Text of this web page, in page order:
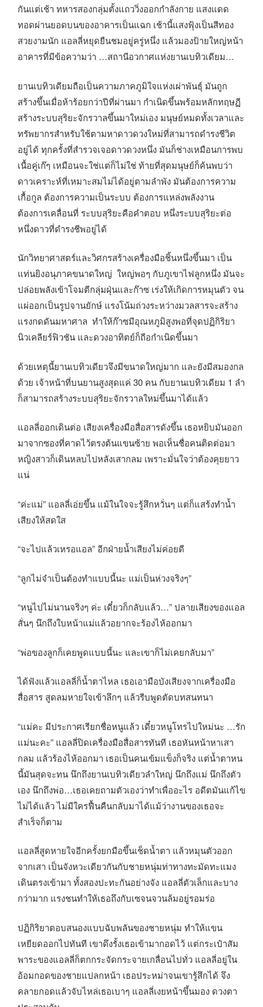
กันแต่เช้า ทหารสองกลุ่มตั้งแถววิ่งออกกำลังกาย แสงแดด
ทอดผ่านยอดบนของอาคารเป็นแฉก เช้านี้แสงฟุ้งเป็นสีทอง
สวยงามนัก แอลลี่หยุดยืนชมอยู่ครู่หนึ่ง แล้วมองป้ายใหญ่หน้า
อาคารที่มีข้อความว่า …สถานีอวกาศแห่งยานเบทิวเดียม…
ยานเบทิวเดียมถือเป็นความภาคภูมิใจแห่งเผ่าพันธุ์ มันถูก
สร้างขึ้นเมื่อห้าร้อยกว่าปีที่ผ่านมา กำเนิดขึ้นพร้อมหลักทฤษฏี
สร้างระบบสุริยะจักรวาลขึ้นมาใหม่เอง มนุษย์หมดทั้งเวลาและ
ทรัพยากรสำหรับใช้ตามหาดาวดวงใหม่ที่สามารถดำรงชีวิต
อยู่ได้ ทุกครั้งที่สำรวจเจอดาวดวงหนึ่ง มันก็ช่างเหมือนการพบ
เนื้อคู่เก๊ๆ เหมือนจะใช่แต่ก็ไม่ใช่ ท้ายที่สุดมนุษย์ก็ค้นพบว่า
ดาวเคราะห์ที่เหมาะสมไม่ได้อยู่ตามลำพัง มันต้องการความ
เกื้อกูล ต้องการความเป็นระบบ ต้องการแหล่งพลังงาน
ต้องการเคลื่อนที่ ระบบสุริยะคือคำตอบ หนึ่งระบบสุริยะต่อ
หนึ่งดาวที่ดำรงชีพอยู่ได้
นักวิทยาศาสตร์และวิศกรสร้างเครื่องมือชิ้นหนึ่งขึ้นมา เป็น
แท่นยิงอนุภาคขนาดใหญ่ ใหญ่พอๆ กับภูเขาไฟลูกหนึ่ง มันจะ
ปล่อยพลังเข้าโจมตีกลุ่มฝุ่นและก๊าซ เร่งให้เกิดการหมุนตัว จน
แผ่ออกเป็นรูปจานยักษ์ แรงโน้มถ่วงระหว่างมวลสารจะสร้าง
แรงกดดันมหาศาล ทำให้ก๊าซมีอุณหภูมิสูงพอที่จุดปฏิกิริยา
นิวเคลียร์ฟิวชัน และดวงอาทิตย์ก็ถีอกำเนิดขึ้นมา
ด้วยเหตุนี้ยานเบทิวเดียวจึงมีขนาดใหญ่มาก และยังมีสมองกล
ด้วย เจ้าหน้าที่บนยานสูงสุดแค่ 30 คน กับยานเบทิวเดียม 1 ลำ
ก็สามารถสร้างระบบสุริยะจักรวาลใหม่ขึ้นมาได้แล้ว
แอลลี่ออกเดินต่อ เสียงเครื่องมือสื่อสารดังขึ้น เธอหยิบมันออก
มาจากซองที่คาดไว้ตรงต้นแขนซ้าย พอเห็นชื่อคนติดต่อมา
หญิงสาวก็เดินหลบไปหลังเสากลม เพราะมั่นใจว่าต้องคุยยาว
แน่
“ค่ะแม่” แอลลี่เอ่ยขึ้น แม้ในใจจะรู้สึกหวั่นๆ แต่ก็แสร้งทำน้ำ
เสียงให้สดใส
“จะไปแล้วเหรอแอล” อีกฝ่ายน้ำเสียงไม่ค่อยดี
“ลูกไม่จำเป็นต้องทำแบบนี้นะ แม่เป็นห่วงจริงๆ”
“หนูไปไม่นานจริงๆ ค่ะ เดี๋ยวก็กลับแล้ว…” ปลายเสียงของแอล
สั่นๆ นึกถึงใบหน้าแม่แล้วอยากจะร้องไห้ออกมา
“พ่อของลูกก็เคยพูดแบบนี้นะ และเขาก็ไม่เคยกลับมา”
ได้ฟังแล้วแอลลี่ก็น้ำตาไหล เธอเอามือบังเสียงจากเครื่องมือ
สื่อสาร สูดลมหายใจเข้าลึกๆ แล้วรีบพูดตัดบทสนทนา
“แม่คะ มีประกาศเรียกชื่อหนูแล้ว เดี๋ยวหนูโทรไปใหม่นะ …รัก
แม่นะคะ” แอลลี่ปิดเครื่องมือสื่อสารทันที เธอหันหน้าหาเสา
กลม แล้วร้องไห้ออกมา เธอเป็นคนเข้มแข็งก็จริง แต่น้ำตาหน
นี้มันสุดจะทน นึกถึงยานเบทิวเดียวลำใหญ่ นึกถึงแม่ นึกถึงตัว
เอง นึกถึงพ่อ…เธอเคยถามตัวเองว่าทำเพื่ออะไร อดีตมันแก้ไข
ไม่ได้แล้ว ไม่มีใครฟื้นคืนกลับมาได้แม้ว่างานของเธอจะ
สำเร็จก็ตาม
แอลลี่สูดหายใจอีกครั้งยกมือขึ้นเช็ดน้ำตา แล้วหมุนตัวออก
จากเสา เป็นจังหวะเดียวกันกับชายหนุ่มท่าทางทะมัดทะแมง
เดินตรงเข้ามา ทั้งสองปะทะกันอย่างจัง แอลลี่ตัวเล็กและบาง
กว่ามาก แรงชนทำให้เธอถึงกับเซจนจวนล้มอยู่รอมร่อ
ปฏิกิริยาตอบสนองแบบฉับพลันของชายหนุ่ม ทำให้แขน
เหยียดออกไปทันที เขาดึงรั้งเธอเข้ามากอดไว้ แต่กระเป๋าสัม
พาระของแอลลี่ก็ตกกระจัดกระจายเกลื่อนไปทั่ว แอลลี่อยู่ใน
อ้อมกอดของชายแปลกหน้า เธอประหม่าจนเขารู้สึกได้ จึง
คลายกอดแล้วจับไหล่เธอเบาๆ แอลลี่เงยหน้าขึ้นมอง ดวงตา